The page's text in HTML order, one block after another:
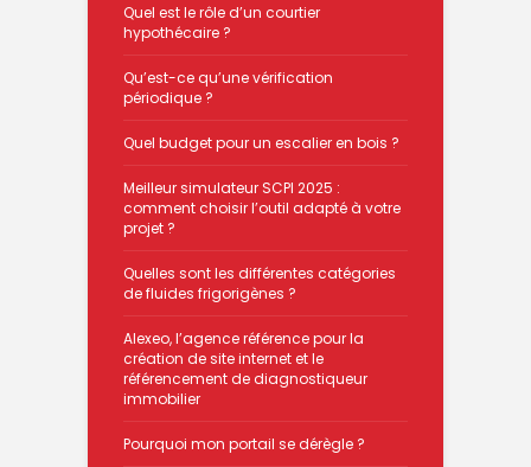
Quel est le rôle d’un courtier
hypothécaire ?
Qu’est-ce qu’une vérification
périodique ?
Quel budget pour un escalier en bois ?
Meilleur simulateur SCPI 2025 :
comment choisir l’outil adapté à votre
projet ?
Quelles sont les différentes catégories
de fluides frigorigènes ?
Alexeo, l’agence référence pour la
création de site internet et le
référencement de diagnostiqueur
immobilier
Pourquoi mon portail se dérègle ?